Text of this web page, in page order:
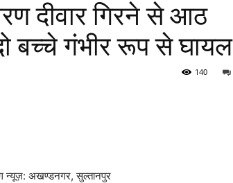
दीवार गिरने से आठ
बच्चे गंभीर रूप से घायल
140
न्यूज़: अखण्डनगर, सुल्तानपुर